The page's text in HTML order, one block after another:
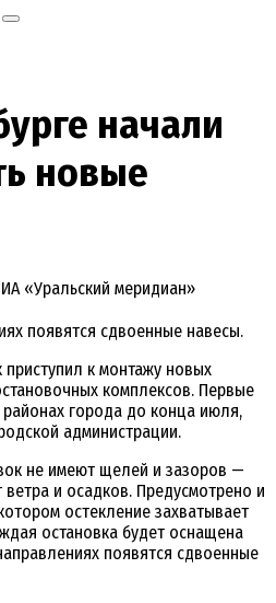
начали
новые
«Уральский меридиан»
появятся сдвоенные навесы.
приступил к монтажу новых
комплексов. Первые
районах города до конца июля,
администрации.
не имеют щелей и зазоров —
и осадков. Предусмотрено и
остекление захватывает
остановка будет оснащена
появятся сдвоенные